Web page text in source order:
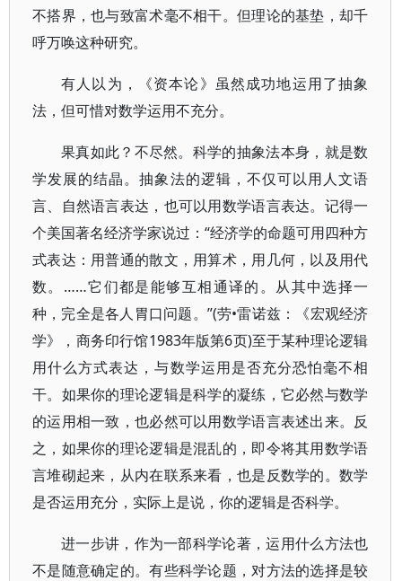
不搭界，也与致富术毫不相干。但理论的基垫，却千
呼万唤这种研究。
有人以为，《资本论》虽然成功地运用了抽象
法，但可惜对数学运用不充分。
果真如此？不尽然。科学的抽象法本身，就是数
学发展的结晶。抽象法的逻辑，不仅可以用人文语
言、自然语言表达，也可以用数学语言表达。记得一
个美国著名经济学家说过：“经济学的命题可用四种方
式表达：用普通的散文，用算术，用几何，以及用代
数。……它们都是能够互相通译的。从其中选择一
种，完全是各人胃口问题。”(劳•雷诺兹：《宏观经济
学》，商务印行馆1983年版第6页)至于某种理论逻辑
用什么方式表达，与数学运用是否充分恐怕毫不相
干。如果你的理论逻辑是科学的凝练，它必然与数学
的运用相一致，也必然可以用数学语言表述出来。反
之，如果你的理论逻辑是混乱的，即令将其用数学语
言堆砌起来，从内在联系来看，也是反数学的。数学
是否运用充分，实际上是说，你的逻辑是否科学。
进一步讲，作为一部科学论著，运用什么方法也
不是随意确定的。有些科学论题，对方法的选择是较